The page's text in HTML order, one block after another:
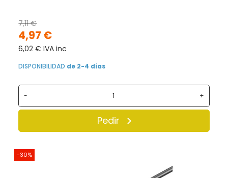
4,97 €
7,11 €
6,02 € IVA inc
DISPONIBILIDAD de 2-4 días
- +
Pedir
-30%